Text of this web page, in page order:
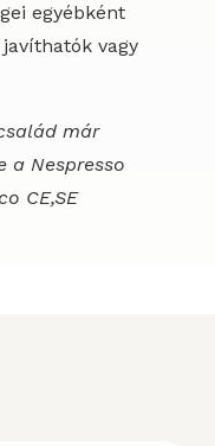
egyébként
vagy
már
a Nespresso
CE,SE